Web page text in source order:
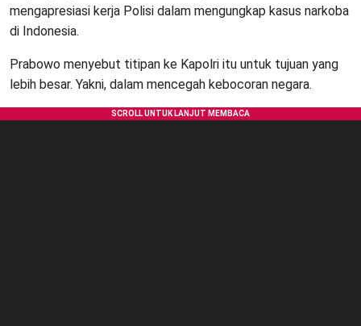
mengapresiasi kerja Polisi dalam mengungkap kasus narkoba
di Indonesia.
Prabowo menyebut titipan ke Kapolri itu untuk tujuan yang
lebih besar. Yakni, dalam mencegah kebocoran negara.